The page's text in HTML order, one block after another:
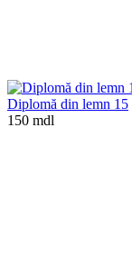
Diplomă din lemn 15
150 mdl